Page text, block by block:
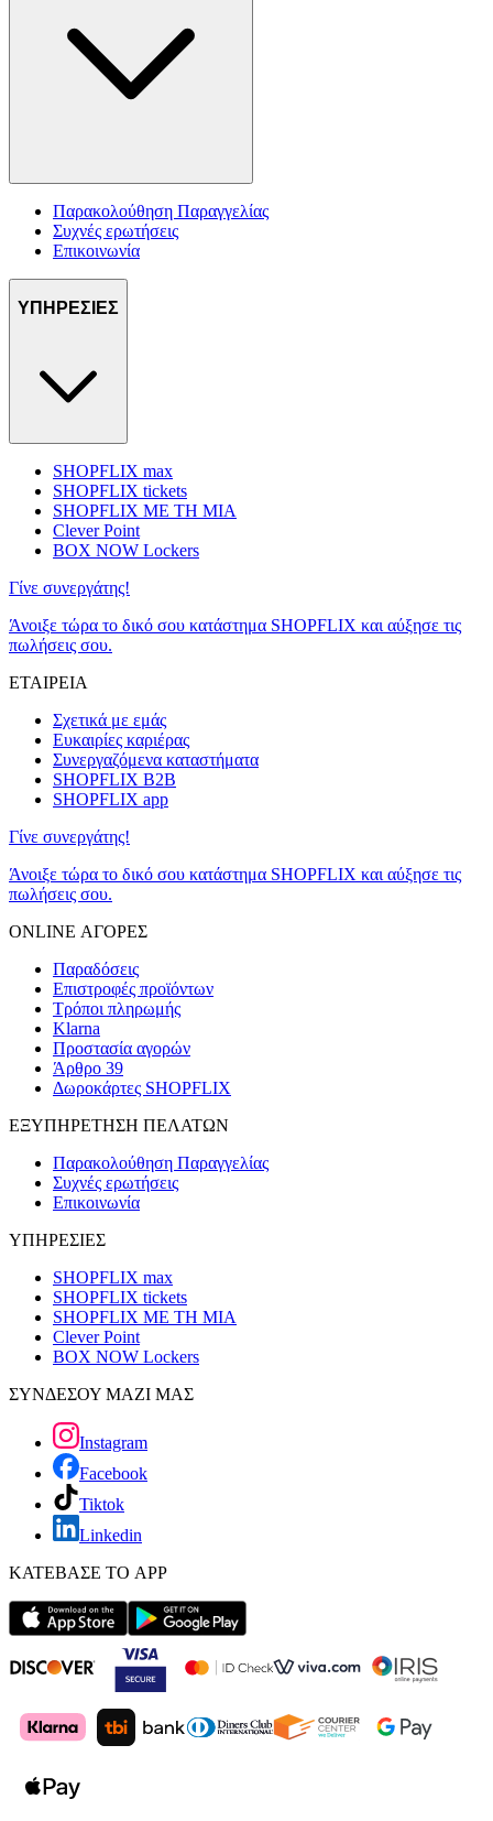
Παρακολούθηση Παραγγελίας
Συχνές ερωτήσεις
Επικοινωνία
ΥΠΗΡΕΣΙΕΣ
SHOPFLIX max
SHOPFLIX tickets
SHOPFLIX ΜΕ ΤΗ ΜΙΑ
Clever Point
BOX NOW Lockers
Γίνε συνεργάτης!
Άνοιξε τώρα το δικό σου κατάστημα SHOPFLIX και αύξησε τις
πωλήσεις σου.
ΕΤΑΙΡΕΙΑ
Σχετικά με εμάς
Ευκαιρίες καριέρας
Συνεργαζόμενα καταστήματα
SHOPFLIX B2B
SHOPFLIX app
Γίνε συνεργάτης!
Άνοιξε τώρα το δικό σου κατάστημα SHOPFLIX και αύξησε τις
πωλήσεις σου.
ONLINE ΑΓΟΡΕΣ
Παραδόσεις
Επιστροφές προϊόντων
Τρόποι πληρωμής
Klarna
Προστασία αγορών
Άρθρο 39
Δωροκάρτες SHOPFLIX
ΕΞΥΠΗΡΕΤΗΣΗ ΠΕΛΑΤΩΝ
Παρακολούθηση Παραγγελίας
Συχνές ερωτήσεις
Επικοινωνία
ΥΠΗΡΕΣΙΕΣ
SHOPFLIX max
SHOPFLIX tickets
SHOPFLIX ΜΕ ΤΗ ΜΙΑ
Clever Point
BOX NOW Lockers
ΣΥΝΔΕΣΟΥ ΜΑΖΙ ΜΑΣ
Instagram
Facebook
Tiktok
Linkedin
ΚΑΤΕΒΑΣΕ ΤΟ APP